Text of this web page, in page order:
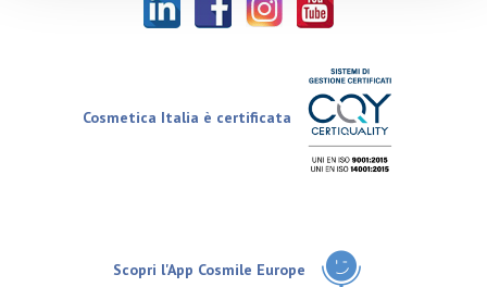
Cosmetica Italia è certificata
Scopri l'App Cosmile Europe